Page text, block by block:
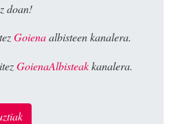
doan!
Goienaalbisteen kanalera.
GoienaAlbisteakkanalera.